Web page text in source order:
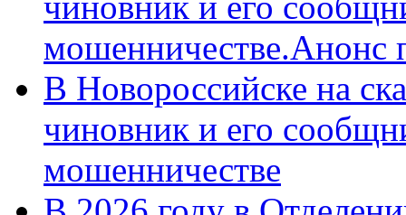
мошенничестве.Анонс
В Новороссийске на
чиновник и его
мошенничестве